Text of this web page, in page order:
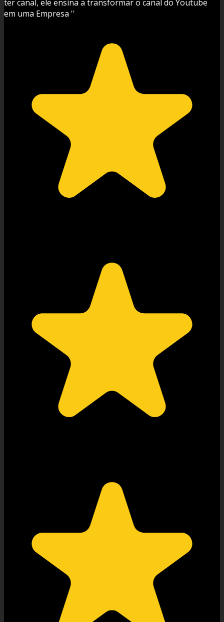
ter canal, ele ensina a transformar o canal do Youtube
em uma Empresa ''